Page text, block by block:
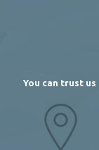
You can trust us